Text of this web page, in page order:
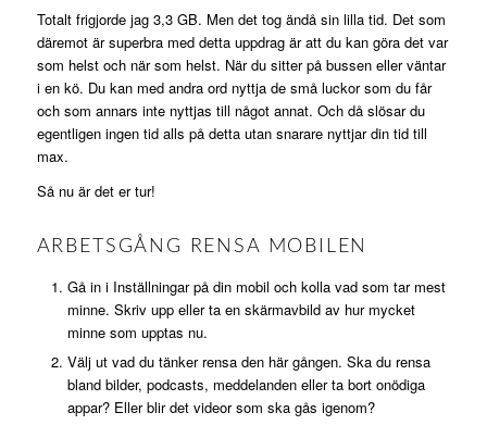
Totalt frigjorde jag 3,3 GB. Men det tog ändå sin lilla tid. Det som
däremot är superbra med detta uppdrag är att du kan göra det var
som helst och när som helst. När du sitter på bussen eller väntar
i en kö. Du kan med andra ord nyttja de små luckor som du får
och som annars inte nyttjas till något annat. Och då slösar du
egentligen ingen tid alls på detta utan snarare nyttjar din tid till
max.
Så nu är det er tur!
ARBETSGÅNG RENSA MOBILEN
Gå in i Inställningar på din mobil och kolla vad som tar mest
minne. Skriv upp eller ta en skärmavbild av hur mycket
minne som upptas nu.
Välj ut vad du tänker rensa den här gången. Ska du rensa
bland bilder, podcasts, meddelanden eller ta bort onödiga
appar? Eller blir det videor som ska gås igenom?